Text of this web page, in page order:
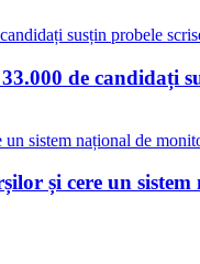
de candidați
și cere un